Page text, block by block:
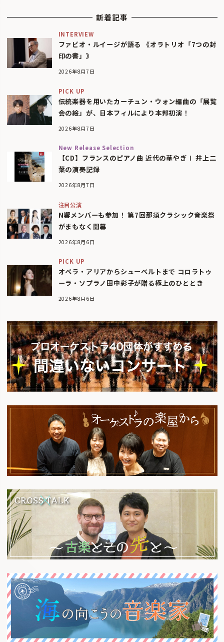
新着記事
INTERVIEW
ファビオ・ルイージが語る 《オラトリオ「7つの封
印の書」》
2026年8月7日
PICK UP
伝統楽器を用いたカーチュン・ウォン編曲の「展覧
会の絵」が、日本フィルにより本邦初演！
2026年8月7日
New Release Selection
【CD】フランスのピアノ曲 近代の華やぎⅠ 井上二
葉の演奏記録
2026年8月7日
注目公演
N響メンバーも参加！ 第7回那須クラシック音楽祭
がまもなく開幕
2026年8月6日
PICK UP
オペラ・アリアからシューベルトまで コロラトゥ
ーラ・ソプラノ田中彩子が贈る極上のひととき
2026年8月6日